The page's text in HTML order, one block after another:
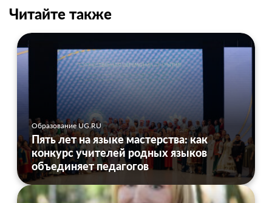
Читайте также
Образование UG.RU
Пять лет на языке мастерства: как
конкурс учителей родных языков
объединяет педагогов